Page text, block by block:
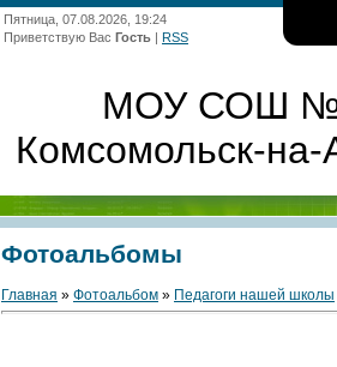
Пятница, 07.08.2026, 19:24
Приветствую Вас Гость | RSS
МОУ СОШ
Комсомольск-на-
Фотоальбомы
Главная » Фотоальбом » Педагоги нашей школы